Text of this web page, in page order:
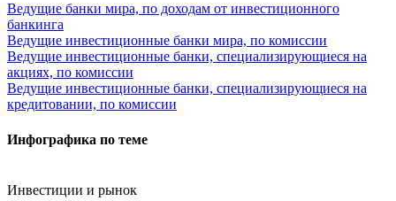
Ведущие банки мира, по доходам от инвестиционного
банкинга
Ведущие инвестиционные банки мира, по комиссии
Ведущие инвестиционные банки, специализирующиеся на
акциях, по комиссии
Ведущие инвестиционные банки, специализирующиеся на
кредитовании, по комиссии
Инфографика по теме
Инвестиции и рынок